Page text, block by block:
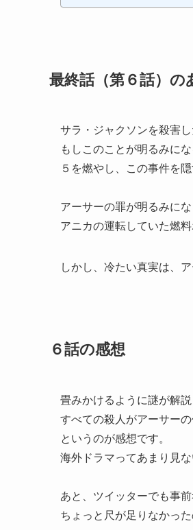
最終話（第６話）の
サラ・ジャクソンを殺害
もしこのことが明るみに
５を燃やし、この事件を隠
アーサーの罪が明るみに
アニカの運転していた燃
しかし、冷たい真実は、
６話の感想
畳みかけるように謎が解説
すべての殺人がアーサー
というのが感想です。
海外ドラマってあまり見
あと、ツイッターでも事
ちょっと尺が足りなかっ